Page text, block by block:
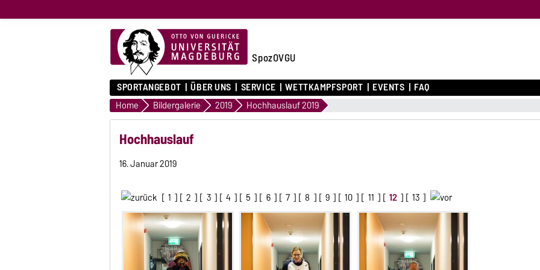
SpozOVGU
SPORTANGEBOT ÜBER UNS SERVICE WETTKAMPFSPORT EVENTS FAQ
Home Bildergalerie 2019 Hochhauslauf 2019
Hochhauslauf
16. Januar 2019
[ 1 ] [ 2 ] [ 3 ] [ 4 ] [ 5 ] [ 6 ] [ 7 ] [ 8 ] [ 9 ] [ 10 ] [ 11 ] [ 12 ] [ 13 ]